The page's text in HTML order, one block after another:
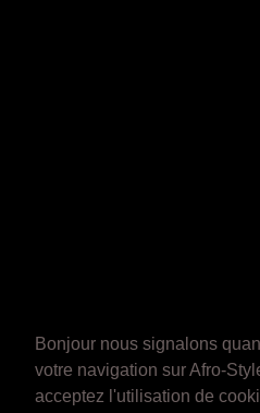
Bonjour nous signalons
votre navigation sur Afro-
acceptez l'utilisation de